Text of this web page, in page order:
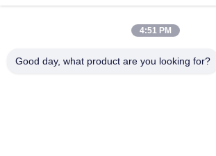
Draagbare
4:51 PM
Good day, what product are you looking for?